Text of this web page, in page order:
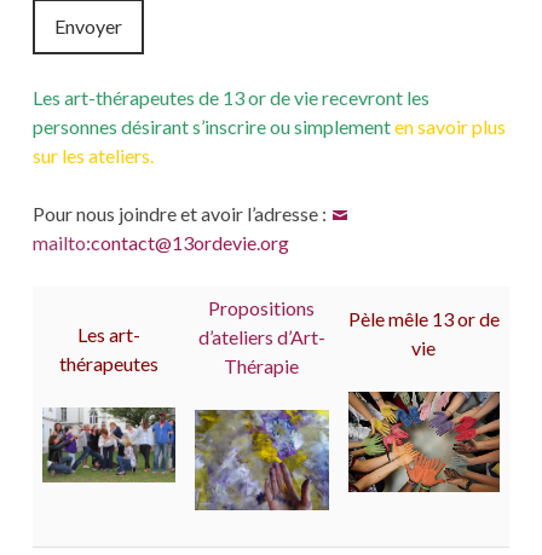
Envoyer
Les art-thérapeutes de 13 or de vie recevront les
personnes désirant s’inscrire ou simplementen savoir plus
sur les ateliers.
Pour nous joindre et avoir l’adresse :
mailto:contact@13ordevie.org
Les art-
thérapeutes
Propositions
d’ateliers d’Art-
Thérapie
Pèle mêle 13 or de
vie